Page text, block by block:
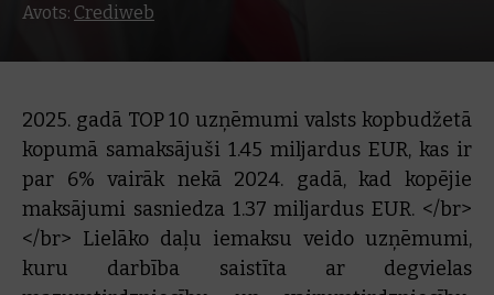
Avots: Crediweb
2025. gadā TOP 10 uzņēmumi valsts kopbudžetā
kopumā samaksājuši 1.45 miljardus EUR, kas ir
par 6% vairāk nekā 2024. gadā, kad kopējie
maksājumi sasniedza 1.37 miljardus EUR. </br>
</br> Lielāko daļu iemaksu veido uzņēmumi,
kuru darbība saistīta ar degvielas